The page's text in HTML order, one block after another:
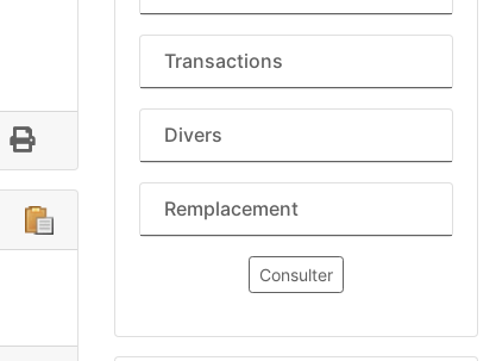
Transactions
Divers
Remplacement
Consulter